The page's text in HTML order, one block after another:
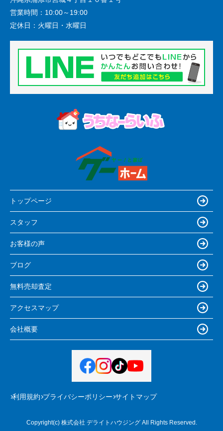
営業時間： 10:00～19:00
定休日： 火曜日・水曜日
トップページ
スタッフ
お客様の声
ブログ
無料売却査定
アクセスマップ
会社概要
利用規約 プライバシーポリシー サイトマップ
Copyright(c) 株式会社 デライトハウジング All Rights Reserved.